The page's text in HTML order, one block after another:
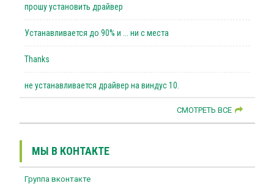
прошу установить драйвер
Устанавливается до 90% и ... ни с места
Thanks
не устанавливается драйвер на виндус 10.
СМОТРЕТЬ ВСЕ
МЫ В КОНТАКТЕ
Группа вконтакте